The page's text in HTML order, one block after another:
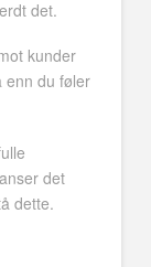
det.
kunder
enn du føler
det
dette.